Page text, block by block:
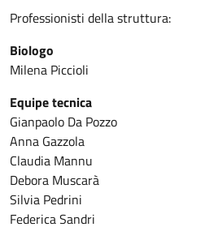
Professionisti della struttura:
Biologo
Milena Piccioli
Equipe tecnica
Gianpaolo Da Pozzo
Anna Gazzola
Claudia Mannu
Debora Muscarà
Silvia Pedrini
Federica Sandri